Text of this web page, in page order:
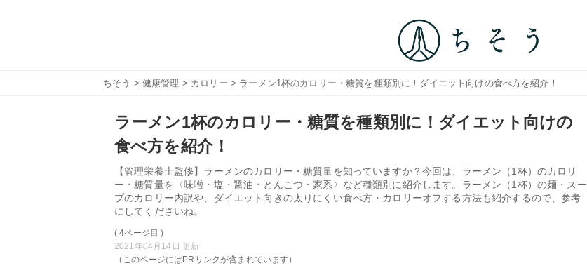
ちそう > 健康管理 > カロリー > ラーメン1杯のカロリー・糖質を種類別に！ダイエット向けの食べ方を紹介！
ラーメン1杯のカロリー・糖質を種類別に！ダイエット向けの
食べ方を紹介！
【管理栄養士監修】ラーメンのカロリー・糖質量を知っていますか？今回は、ラーメン（1杯）のカロリ
ー・糖質量を〈味噌・塩・醤油・とんこつ・家系〉など種類別に紹介します。ラーメン（1杯）の麺・スー
プのカロリー内訳や、ダイエット向きの太りにくい食べ方・カロリーオフする方法も紹介するので、参考
にしてくださいね。
( 4ページ目 )
2021年04月14日 更新
（このページにはPRリンクが含まれています）